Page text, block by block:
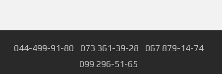
044-499-91-80 073 361-39-28
067 879-14-74
099 296-51-65